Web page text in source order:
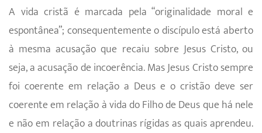
A vida cristã é marcada pela “originalidade moral e
espontânea”; consequentemente o discípulo está aberto
à mesma acusação que recaiu sobre Jesus Cristo, ou
seja, a acusação de incoerência. Mas Jesus Cristo sempre
foi coerente em relação a Deus e o cristão deve ser
coerente em relação à vida do Filho de Deus que há nele
e não em relação a doutrinas rígidas as quais aprendeu.